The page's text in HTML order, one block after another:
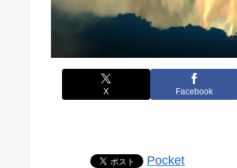
X Facebook
Pocket